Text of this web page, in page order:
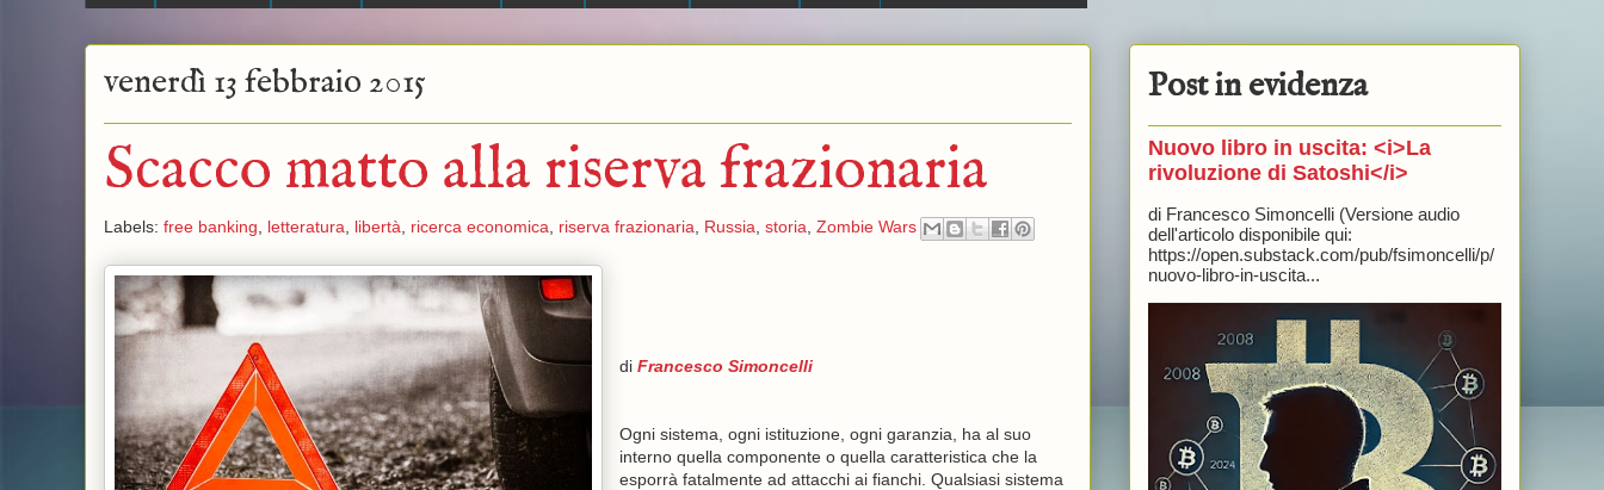
venerdì 13 febbraio 2015
Scacco matto alla riserva frazionaria
Labels: free banking, letteratura, libertà, ricerca economica, riserva frazionaria, Russia, storia, Zombie Wars
di Francesco Simoncelli
Ogni sistema, ogni istituzione, ogni garanzia, ha al suo
interno quella componente o quella caratteristica che la
esporrà fatalmente ad attacchi ai fianchi. Qualsiasi sistema
Post in evidenza
Nuovo libro in uscita: <i>La
rivoluzione di Satoshi</i>
di Francesco Simoncelli (Versione audio
dell'articolo disponibile qui:
https://open.substack.com/pub/fsimoncelli/p/
nuovo-libro-in-uscita...